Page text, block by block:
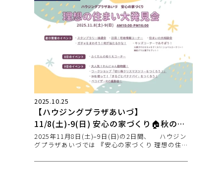
2025.10.25
【ハウジングプラザあいづ】
11/8(土)-9(日) 安心の家づくり🏠秋のハ
ウジングフェア 開催
2025年11月8日(土)–9日(日)の2日間、 ハウジン
グプラザあいづでは 『安心の家づくり 理想の住ま